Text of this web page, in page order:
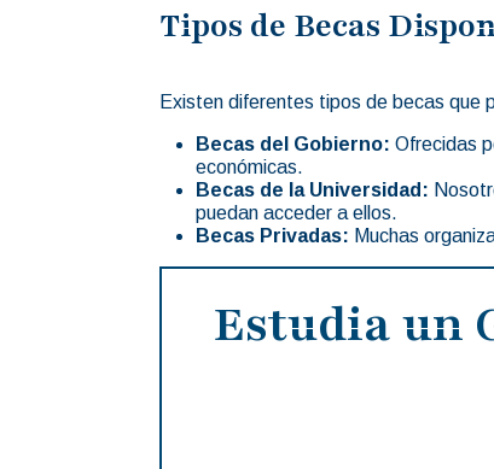
Tipos de Becas
Existen diferentes tipos de becas que
Becas del Gobierno: Ofrecidas
económicas.
Becas de la Universidad:
puedan acceder a ellos.
Becas Privadas: Muchas
Estudia un